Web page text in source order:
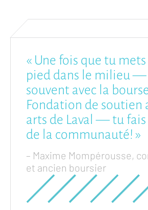
« Une fois que tu
pied dans le milieu —
souvent avec la
Fondation de soutien
arts de Laval — tu
de la communauté! »
– Maxime Mompérousse,
et ancien boursier